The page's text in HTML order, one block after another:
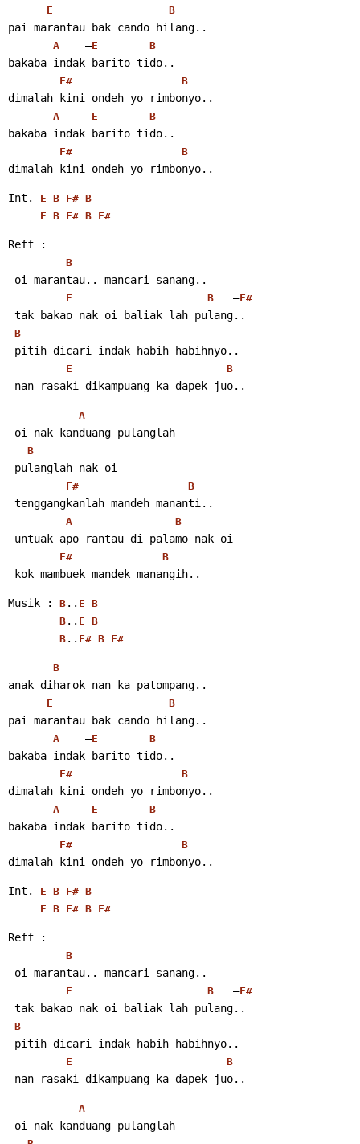
E B
pai marantau bak cando hilang..
A
    –
E B
bakaba indak barito tido..
F# B
dimalah kini ondeh yo rimbonyo..
A
    –
E B
bakaba indak barito tido..
F# B
dimalah kini ondeh yo rimbonyo..
Int. E B F# B
E B F# B F#
Reff :
B
oi marantau.. mancari sanang..
E B
   –
F#
tak bakao nak oi baliak lah pulang..
B
pitih dicari indak habih habihnyo..
E B
nan rasaki dikampuang ka dapek juo..
A
oi nak kanduang pulanglah
B
pulanglah nak oi
F# B
tenggangkanlah mandeh mananti..
A B
untuak apo rantau di palamo nak oi
F# B
kok mambuek mandek manangih..
Musik : B .. E B
B .. E B
B .. F# B F#
B
anak diharok nan ka patompang..
E B
pai marantau bak cando hilang..
A
    –
E B
bakaba indak barito tido..
F# B
dimalah kini ondeh yo rimbonyo..
A
    –
E B
bakaba indak barito tido..
F# B
dimalah kini ondeh yo rimbonyo..
Int. E B F# B
E B F# B F#
Reff :
B
oi marantau.. mancari sanang..
E B
   –
F#
tak bakao nak oi baliak lah pulang..
B
pitih dicari indak habih habihnyo..
E B
nan rasaki dikampuang ka dapek juo..
A
oi nak kanduang pulanglah